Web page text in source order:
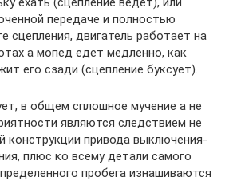
передаче и полностью
сцепления, двигатель работает на
а мопед едет медленно, как
его сзади (сцепление буксует).
в общем сплошное мучение а не
являются следствием не
конструкции привода выключения-
плюс ко всему детали самого
пробега изнашиваются